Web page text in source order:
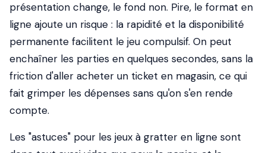
présentation change, le fond non. Pire, le format en
ligne ajoute un risque : la rapidité et la disponibilité
permanente facilitent le jeu compulsif. On peut
enchaîner les parties en quelques secondes, sans la
friction d'aller acheter un ticket en magasin, ce qui
fait grimper les dépenses sans qu'on s'en rende
compte.
Les "astuces" pour les jeux à gratter en ligne sont